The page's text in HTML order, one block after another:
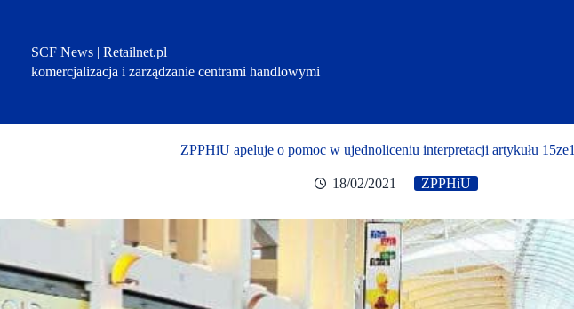
SCF News | Retailnet.pl
komercjalizacja i zarządzanie centrami handlowymi
ZPPHiU apeluje o pomoc w ujednoliceniu interpretacji artykułu 15ze1
18/02/2021 ZPPHiU